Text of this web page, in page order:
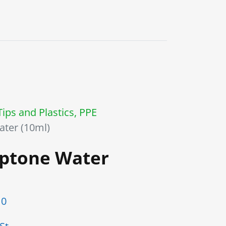
and Plastics, PPE
(10ml)
Water